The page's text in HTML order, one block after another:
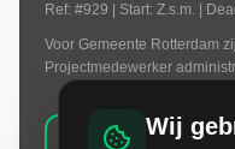
Ref: #929 | Start: Z.s.m. |
Voor Gemeente Rotterdam
Projectmedewerker
Wij